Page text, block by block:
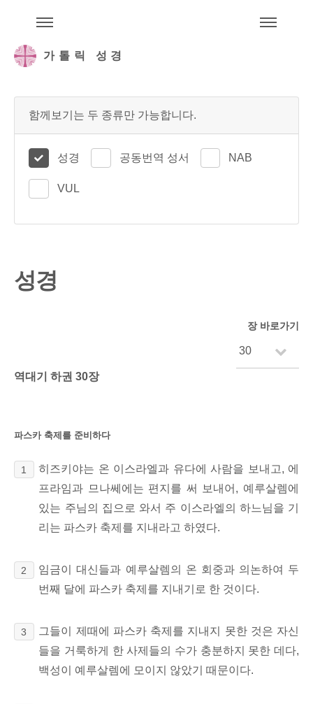
가톨릭 성경
함께보기는 두 종류만 가능합니다.
성경 공동번역 성서 NAB
VUL
성경
장 바로가기
역대기 하권 30장
파스카 축제를 준비하다
1
히즈키야는 온 이스라엘과 유다에 사람을 보내고, 에
프라임과 므나쎄에는 편지를 써 보내어, 예루살렘에
있는 주님의 집으로 와서 주 이스라엘의 하느님을 기
리는 파스카 축제를 지내라고 하였다.
2
임금이 대신들과 예루살렘의 온 회중과 의논하여 두
번째 달에 파스카 축제를 지내기로 한 것이다.
3
그들이 제때에 파스카 축제를 지내지 못한 것은 자신
들을 거룩하게 한 사제들의 수가 충분하지 못한 데다,
백성이 예루살렘에 모이지 않았기 때문이다.